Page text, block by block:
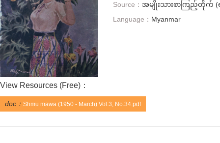
Source： အမျိုးသားစာကြည့်တိုက် (
Language： Myanmar
View Resources (Free)：
doc： Shmu mawa (1950 - March) Vol.3, No.34.pdf